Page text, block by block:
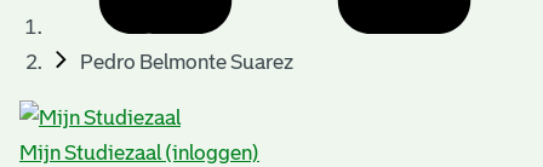
Pedro Belmonte Suarez
Mijn Studiezaal (inloggen)